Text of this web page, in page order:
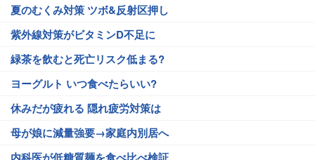
夏のむくみ対策 ツボ&反射区押し
紫外線対策がビタミンD不足に
緑茶を飲むと死亡リスク低まる?
ヨーグルト いつ食べたらいい?
休みだが疲れる 隠れ疲労対策は
母が娘に減量強要→家庭内別居へ